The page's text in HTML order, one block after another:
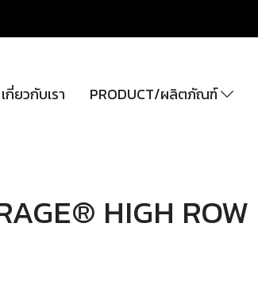
กี่ยวกับเรา PRODUCT/ผลิตภัณฑ์
HIGH ROW